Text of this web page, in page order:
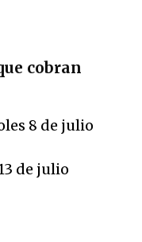
cobran
8 de julio
de julio